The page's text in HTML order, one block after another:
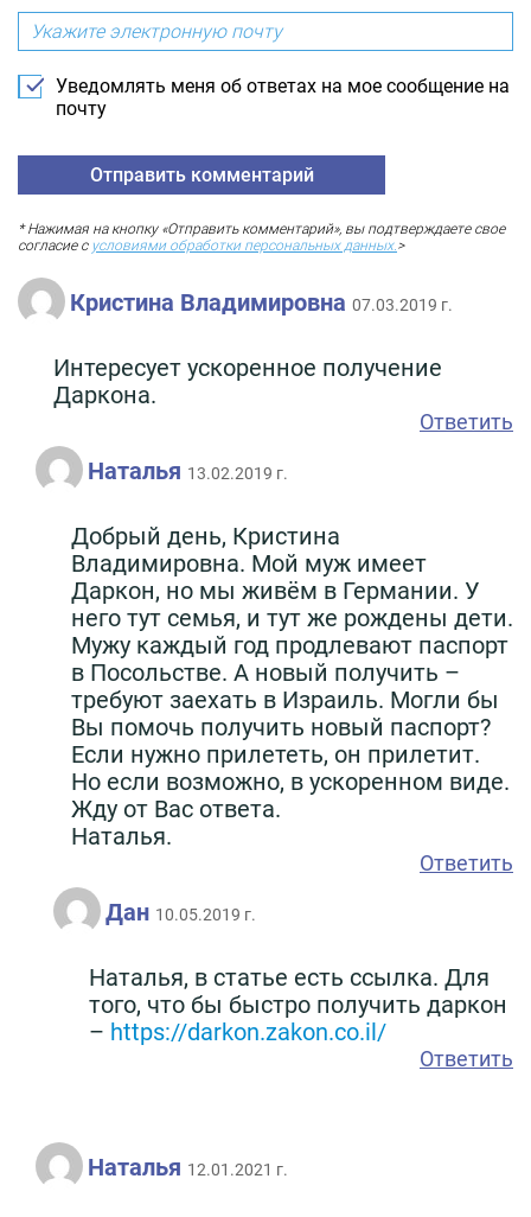
Уведомлять меня об ответах на мое сообщение на
почту
* Нажимая на кнопку «Отправить комментарий», вы подтверждаете свое
согласие с условиями обработки персональных данных.>
Кристина Владимировна 07.03.2019 г.
Интересует ускоренное получение
Даркона.
Ответить
Наталья 13.02.2019 г.
Добрый день, Кристина
Владимировна. Мой муж имеет
Даркон, но мы живём в Германии. У
него тут семья, и тут же рождены дети.
Мужу каждый год продлевают паспорт
в Посольстве. А новый получить –
требуют заехать в Израиль. Могли бы
Вы помочь получить новый паспорт?
Если нужно прилететь, он прилетит.
Но если возможно, в ускоренном виде.
Жду от Вас ответа.
Наталья.
Ответить
Дан 10.05.2019 г.
Наталья, в статье есть ссылка. Для
того, что бы быстро получить даркон
– https://darkon.zakon.co.il/
Ответить
Наталья 12.01.2021 г.